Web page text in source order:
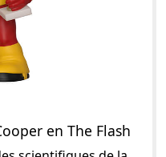
en The Flash